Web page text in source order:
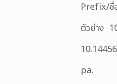
Prefix/ชื่
ตัวย่าง
pa. ชื่อ